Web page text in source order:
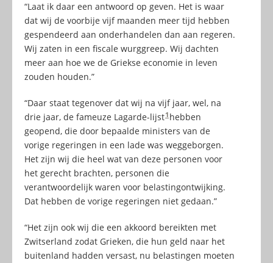
“Laat ik daar een antwoord op geven. Het is waar
dat wij de voorbije vijf maanden meer tijd hebben
gespendeerd aan onderhandelen dan aan regeren.
Wij zaten in een fiscale wurggreep. Wij dachten
meer aan hoe we de Griekse economie in leven
zouden houden.”
“Daar staat tegenover dat wij na vijf jaar, wel, na
drie jaar, de fameuze Lagarde-lijst1 hebben
geopend, die door bepaalde ministers van de
vorige regeringen in een lade was weggeborgen.
Het zijn wij die heel wat van deze personen voor
het gerecht brachten, personen die
verantwoordelijk waren voor belastingontwijking.
Dat hebben de vorige regeringen niet gedaan.”
“Het zijn ook wij die een akkoord bereikten met
Zwitserland zodat Grieken, die hun geld naar het
buitenland hadden versast, nu belastingen moeten